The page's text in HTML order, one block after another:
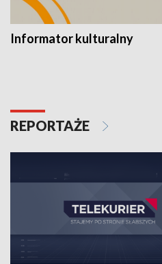
Informator kulturalny
REPORTAŻE